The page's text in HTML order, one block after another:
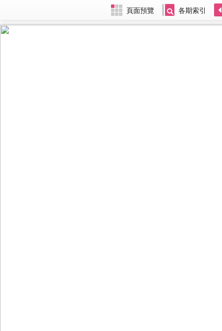
頁面預覽 各期索引